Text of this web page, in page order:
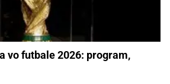
vo futbale 2026: program,